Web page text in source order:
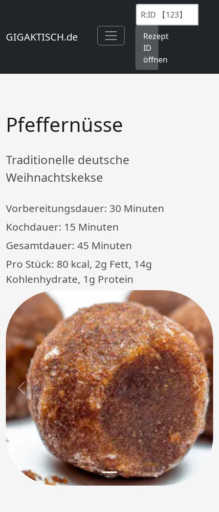
GIGAKTISCH.de
Rezept
ID
öffnen
Pfeffernüsse
Traditionelle deutsche
Weihnachtskekse
Vorbereitungsdauer: 30 Minuten
Kochdauer: 15 Minuten
Gesamtdauer: 45 Minuten
Pro Stück: 80 kcal, 2g Fett, 14g
Kohlenhydrate, 1g Protein
Previous Next